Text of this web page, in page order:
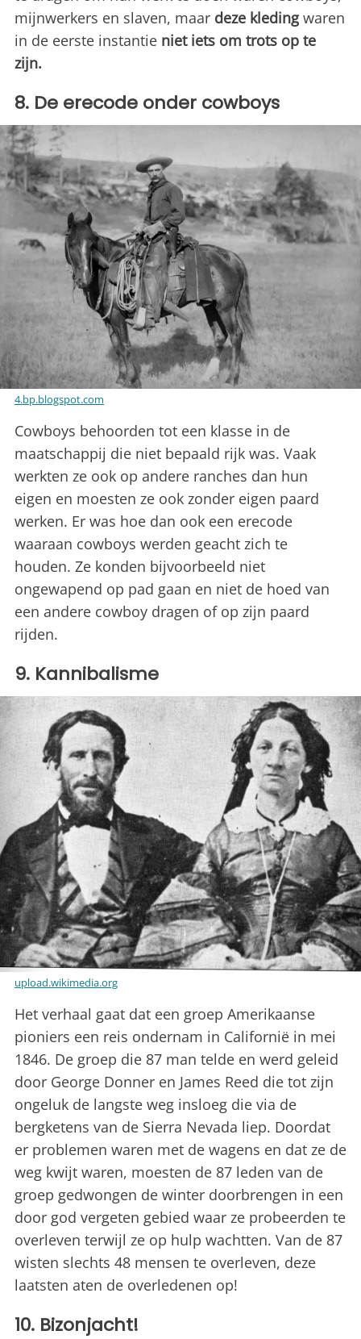
mijnwerkers en slaven, maar deze kledingwaren
in de eerste instantie niet iets om trots op te
zijn.
8. De erecode onder cowboys
4.bp.blogspot.com
Cowboys behoorden tot een klasse in de
maatschappij die niet bepaald rijk was. Vaak
werkten ze ook op andere ranches dan hun
eigen en moesten ze ook zonder eigen paard
werken. Er was hoe dan ook een erecode
waaraan cowboys werden geacht zich te
houden. Ze konden bijvoorbeeld niet
ongewapend op pad gaan en niet de hoed van
een andere cowboy dragen of op zijn paard
rijden.
9. Kannibalisme
upload.wikimedia.org
Het verhaal gaat dat een groep Amerikaanse
pioniers een reis ondernam in Californië in mei
1846. De groep die 87 man telde en werd geleid
door George Donner en James Reed die tot zijn
ongeluk de langste weg insloeg die via de
bergketens van de Sierra Nevada liep. Doordat
er problemen waren met de wagens en dat ze de
weg kwijt waren, moesten de 87 leden van de
groep gedwongen de winter doorbrengen in een
door god vergeten gebied waar ze probeerden te
overleven terwijl ze op hulp wachtten. Van de 87
wisten slechts 48 mensen te overleven, deze
laatsten aten de overledenen op!
10. Bizonjacht!